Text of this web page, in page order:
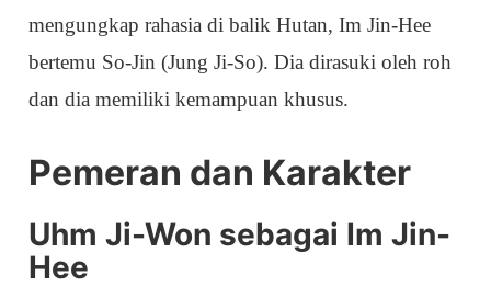
mengungkap rahasia di balik Hutan, Im Jin-Hee
bertemu So-Jin (Jung Ji-So). Dia dirasuki oleh roh
dan dia memiliki kemampuan khusus.
Pemeran dan Karakter
Uhm Ji-Won sebagai Im Jin-
Hee